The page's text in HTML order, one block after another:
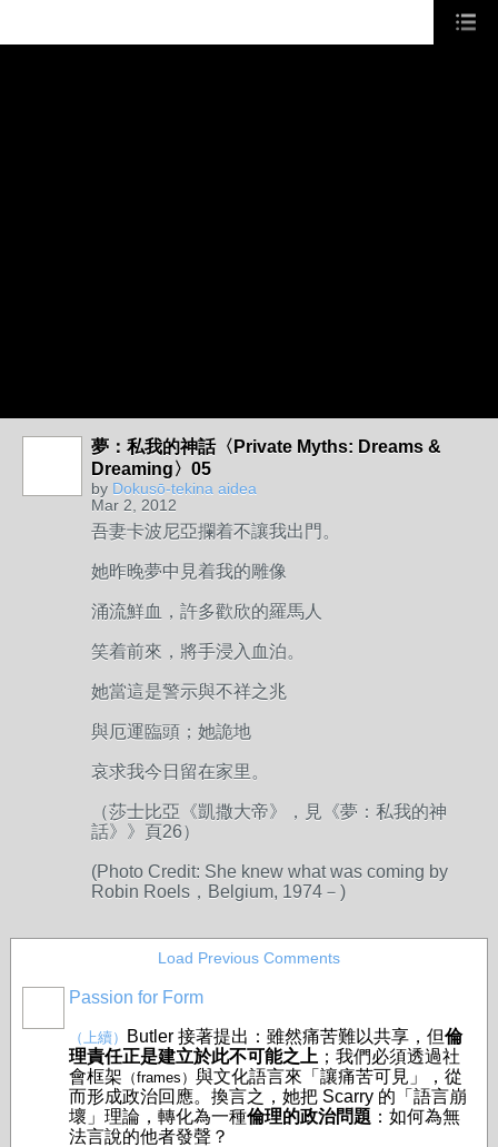
夢：私我的神話〈Private Myths: Dreams &
Dreaming〉05
by Dokusō-tekina aidea
Mar 2, 2012
吾妻卡波尼亞攔着不讓我出門。
她昨晚夢中見着我的雕像
涌流鮮血，許多歡欣的羅馬人
笑着前來，將手浸入血泊。
她當這是警示與不祥之兆
與厄運臨頭；她詭地
哀求我今日留在家里。
（莎士比亞《凱撒大帝》
，見《夢：私我的神
話》》頁26）
(Photo Credit: She knew what was coming by
Robin Roels，Belgium, 1974－)
Load Previous Comments
Passion for Form
（上續） Butler 接著提出：雖然痛苦難以共享，但倫
理責任正是建立於此不可能之上 ；我們必須透過社
會框架 （frames） 與文化語言來「讓痛苦可見」，從
而形成政治回應。換言之，她把 Scarry 的「語言崩
壞」理論，轉化為一種倫理的政治問題 ： 如何為無
法言說的他者發聲？